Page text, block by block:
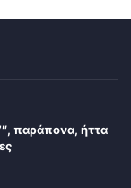
παράπονα, ήττα